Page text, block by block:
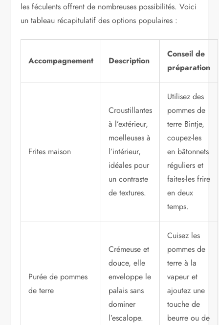
les féculents offrent de nombreuses possibilités. Voici
un tableau récapitulatif des options populaires :
Accompagnement Description
Conseil de
préparation
Frites maison
Croustillantes
à l’extérieur,
moelleuses à
l’intérieur,
idéales pour
un contraste
de textures.
Utilisez des
pommes de
terre Bintje,
coupez-les
en bâtonnets
réguliers et
faites-les frire
en deux
temps.
Purée de pommes
de terre
Crémeuse et
douce, elle
enveloppe le
palais sans
dominer
l’escalope.
Cuisez les
pommes de
terre à la
vapeur et
ajoutez une
touche de
beurre ou de